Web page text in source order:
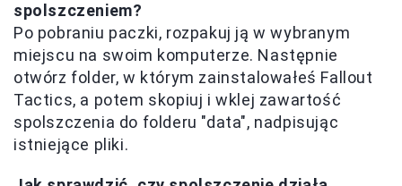
spolszczeniem?
Po pobraniu paczki, rozpakuj ją w wybranym
miejscu na swoim komputerze. Następnie
otwórz folder, w którym zainstalowałeś Fallout
Tactics, a potem skopiuj i wklej zawartość
spolszczenia do folderu "data", nadpisując
istniejące pliki.